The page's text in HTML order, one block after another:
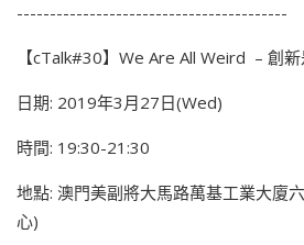
-----------------------------------------
【cTalk#30】We Are All Weird – 創
日期: 2019年3月27日(Wed)
時間: 19:30-21:30
地點: 澳門美副將大馬路萬基工業大廈
心)